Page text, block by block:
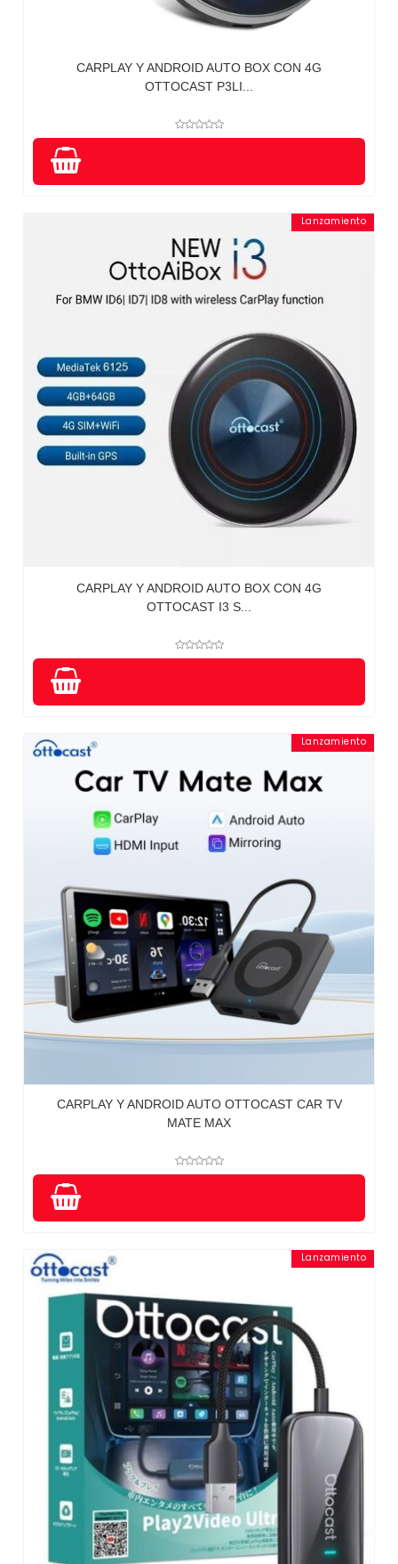
CARPLAY Y ANDROID AUTO BOX CON 4G
OTTOCAST P3LI...
Lanzamiento
CARPLAY Y ANDROID AUTO BOX CON 4G
OTTOCAST I3 S...
Lanzamiento
CARPLAY Y ANDROID AUTO OTTOCAST CAR TV
MATE MAX
Lanzamiento